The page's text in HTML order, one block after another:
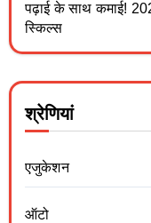
पढ़ाई के साथ कमाई!
स्किल्स
श्रेणियां
एजुकेशन
ऑटो